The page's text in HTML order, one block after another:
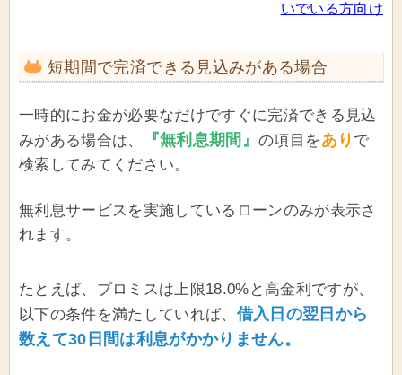
いでいる方向け
短期間で完済できる見込みがある場合
一時的にお金が必要なだけですぐに完済できる見込
みがある場合は、
『無利息期間』の項目をあり で
検索してみてください。
無利息サービスを実施しているローンのみが表示さ
れます。
たとえば、プロミスは上限18.0%と高金利ですが、
以下の条件を満たしていれば、 借入日の翌日から
数えて30日間は利息がかかりません。